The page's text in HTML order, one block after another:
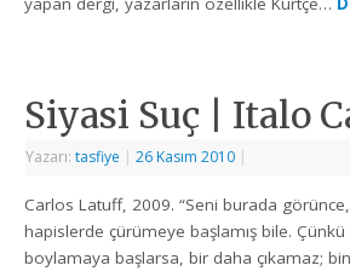
Siyasi Suç | Italo
Yazarı:tasfiye | 26 Kasım 2010 |
Carlos Latuff, 2009. “Seni burada
hapislerde çürümeye başlamış bile.
boylamaya başlarsa, bir daha çıkamaz; bin